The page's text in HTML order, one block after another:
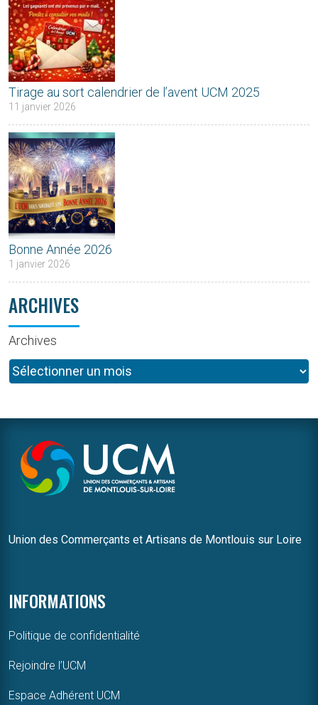
Tirage au sort calendrier de l’avent UCM 2025
11 janvier 2026
Bonne Année 2026
1 janvier 2026
ARCHIVES
Archives
Union des Commerçants et Artisans de Montlouis sur Loire
INFORMATIONS
Politique de confidentialité
Rejoindre l’UCM
Espace Adhérent UCM